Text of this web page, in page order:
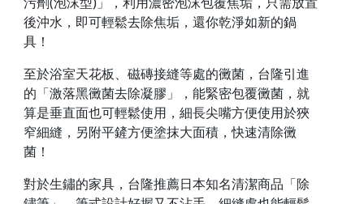
後沖水，即可輕鬆去除焦垢，還你乾淨如新的鍋
具！
至於浴室天花板、磁磚接縫等處的黴菌，台隆引進
的「激落黑黴菌去除凝膠」，能緊密包覆黴菌，就
算是垂直面也可輕鬆使用，細長尖嘴方便使用於狹
窄細縫，另附平鏟方便塗抹大面積，快速清除黴
菌！
對於生鏽的家具，台隆推薦日本知名清潔商品「除